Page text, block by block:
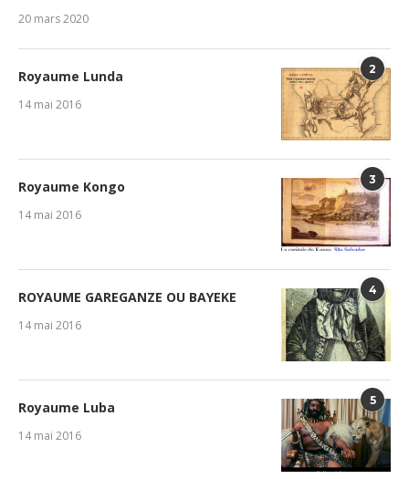
20 mars 2020
2
Royaume Lunda
14 mai 2016
3
Royaume Kongo
14 mai 2016
4
ROYAUME GAREGANZE OU BAYEKE
14 mai 2016
5
Royaume Luba
14 mai 2016